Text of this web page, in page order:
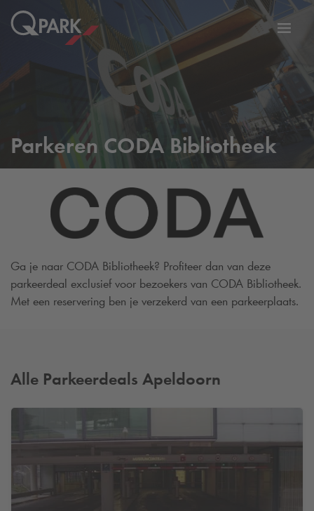
Parkeren CODA Bibliotheek
Ga je naar CODA Bibliotheek? Profiteer dan van deze
parkeerdeal exclusief voor bezoekers van CODA Bibliotheek.
Met een reservering ben je verzekerd van een parkeerplaats.
Alle Parkeerdeals Apeldoorn